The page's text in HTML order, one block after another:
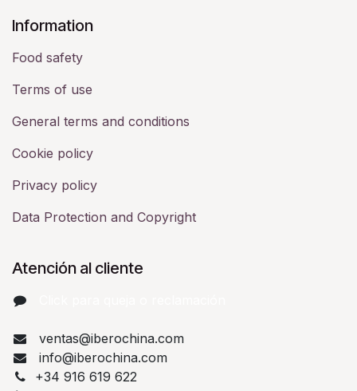
​Information
Food safety
Terms of use
General terms and conditions
Cookie policy
Privacy policy
Data Protection and Copyright
Atención al cliente
ventas@iberochina.com
info@iberochina.com
+34 916 619 622